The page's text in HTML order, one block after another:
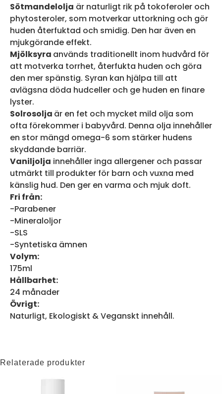
Sötmandelolja är naturligt rik på tokoferoler och
phytosteroler, som motverkar uttorkning och gör
huden återfuktad och smidig. Den har även en
mjukgörande effekt.
Mjölksyra används traditionellt inom hudvård för
att motverka torrhet, återfukta huden och göra
den mer spänstig. Syran kan hjälpa till att
avlägsna döda hudceller och ge huden en finare
lyster.
Solrosolja är en fet och mycket mild olja som
ofta förekommer i babyvård. Denna olja innehåller
en stor mängd omega-6 som stärker hudens
skyddande barriär.
Vaniljolja innehåller inga allergener och passar
utmärkt till produkter för barn och vuxna med
känslig hud. Den ger en varma och mjuk doft.
Fri från:
-Parabener
-Mineraloljor
-SLS
-Syntetiska ämnen
Volym:
175ml
Hållbarhet:
24 månader
Övrigt:
Naturligt, Ekologiskt & Veganskt innehåll.
Relaterade produkter